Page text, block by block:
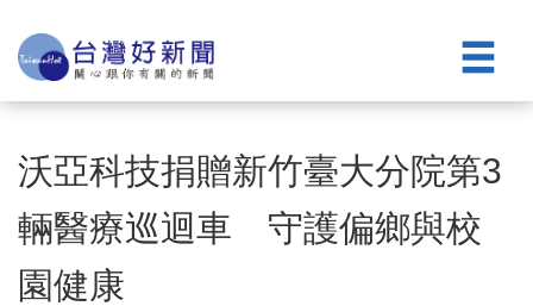
沃亞科技捐贈新竹臺大分院第3
輛醫療巡迴車 守護偏鄉與校
園健康